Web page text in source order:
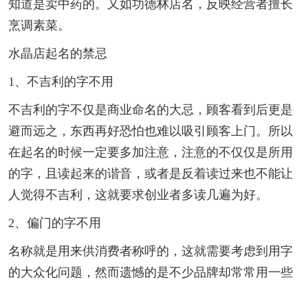
知道是卖中药的。又如功德林店名，反映经营者擅长
烹调素菜。
水晶店起名的禁忌
1、不吉利的字不用
不吉利的字不仅是商业命名的大忌，顾客看到后更是
避而远之，东西再好恐怕也难以吸引顾客上门。所以
在起名的时候一定要多加注意，注意的不仅仅是所用
的字，且读起来的谐音，或者是反着读过来也不能让
人觉得不吉利，这就要求创业者多读几遍为好。
2、偏门的字不用
名称就是用来供消费者称呼的，这就需要考虑到用字
的大众化问题，然而遗憾的是不少品牌却常常用一些